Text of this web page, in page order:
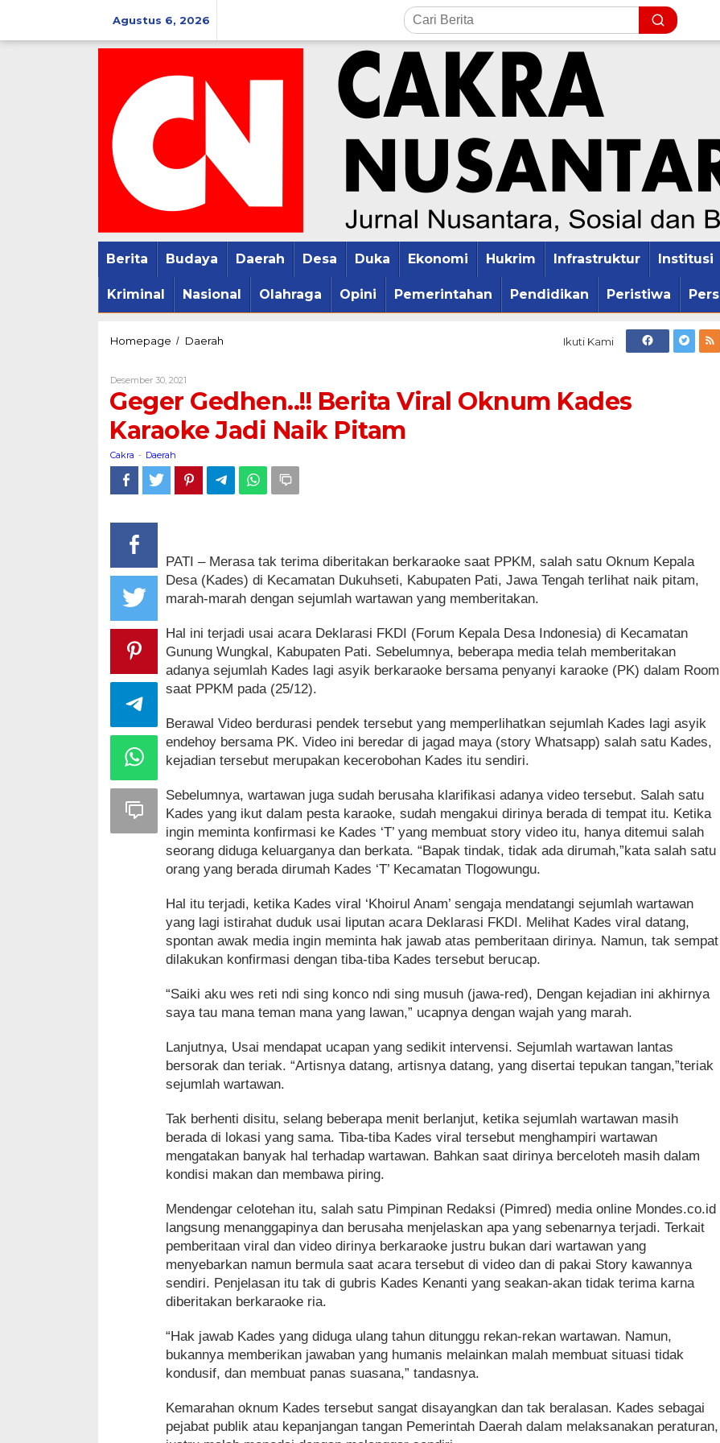
konten
Agustus 6, 2026
Berita Budaya Daerah Desa Duka Ekonomi Hukrim Infrastruktur Institusi
Kriminal Nasional Olahraga Opini Pemerintahan Pendidikan Peristiwa Pers
Homepage / Daerah
Oknum
Kades
Karaoke
Naik
Pitam
Ikuti Kami
Desember 30, 2021
Cakra
Geger Gedhen..!! Berita Viral Oknum Kades
Karaoke Jadi Naik Pitam
Cakra - Daerah
PATI – Merasa tak terima diberitakan berkaraoke saat PPKM, salah satu Oknum Kepala
Desa (Kades) di Kecamatan Dukuhseti, Kabupaten Pati, Jawa Tengah terlihat naik pitam,
marah-marah dengan sejumlah wartawan yang memberitakan.
Hal ini terjadi usai acara Deklarasi FKDI (Forum Kepala Desa Indonesia) di Kecamatan
Gunung Wungkal, Kabupaten Pati. Sebelumnya, beberapa media telah memberitakan
adanya sejumlah Kades lagi asyik berkaraoke bersama penyanyi karaoke (PK) dalam Room
saat PPKM pada (25/12).
Berawal Video berdurasi pendek tersebut yang memperlihatkan sejumlah Kades lagi asyik
endehoy bersama PK. Video ini beredar di jagad maya (story Whatsapp) salah satu Kades,
kejadian tersebut merupakan kecerobohan Kades itu sendiri.
Sebelumnya, wartawan juga sudah berusaha klarifikasi adanya video tersebut. Salah satu
Kades yang ikut dalam pesta karaoke, sudah mengakui dirinya berada di tempat itu. Ketika
ingin meminta konfirmasi ke Kades ‘T’ yang membuat story video itu, hanya ditemui salah
seorang diduga keluarganya dan berkata. “Bapak tindak, tidak ada dirumah,”kata salah satu
orang yang berada dirumah Kades ‘T’ Kecamatan Tlogowungu.
Hal itu terjadi, ketika Kades viral ‘Khoirul Anam’ sengaja mendatangi sejumlah wartawan
yang lagi istirahat duduk usai liputan acara Deklarasi FKDI. Melihat Kades viral datang,
spontan awak media ingin meminta hak jawab atas pemberitaan dirinya. Namun, tak sempat
dilakukan konfirmasi dengan tiba-tiba Kades tersebut berucap.
“Saiki aku wes reti ndi sing konco ndi sing musuh (jawa-red), Dengan kejadian ini akhirnya
saya tau mana teman mana yang lawan,” ucapnya dengan wajah yang marah.
Lanjutnya, Usai mendapat ucapan yang sedikit intervensi. Sejumlah wartawan lantas
bersorak dan teriak. “Artisnya datang, artisnya datang, yang disertai tepukan tangan,”teriak
sejumlah wartawan.
Tak berhenti disitu, selang beberapa menit berlanjut, ketika sejumlah wartawan masih
berada di lokasi yang sama. Tiba-tiba Kades viral tersebut menghampiri wartawan
mengatakan banyak hal terhadap wartawan. Bahkan saat dirinya berceloteh masih dalam
kondisi makan dan membawa piring.
Mendengar celotehan itu, salah satu Pimpinan Redaksi (Pimred) media online Mondes.co.id
langsung menanggapinya dan berusaha menjelaskan apa yang sebenarnya terjadi. Terkait
pemberitaan viral dan video dirinya berkaraoke justru bukan dari wartawan yang
menyebarkan namun bermula saat acara tersebut di video dan di pakai Story kawannya
sendiri. Penjelasan itu tak di gubris Kades Kenanti yang seakan-akan tidak terima karna
diberitakan berkaraoke ria.
“Hak jawab Kades yang diduga ulang tahun ditunggu rekan-rekan wartawan. Namun,
bukannya memberikan jawaban yang humanis melainkan malah membuat situasi tidak
kondusif, dan membuat panas suasana,” tandasnya.
Kemarahan oknum Kades tersebut sangat disayangkan dan tak beralasan. Kades sebagai
pejabat publik atau kepanjangan tangan Pemerintah Daerah dalam melaksanakan peraturan,